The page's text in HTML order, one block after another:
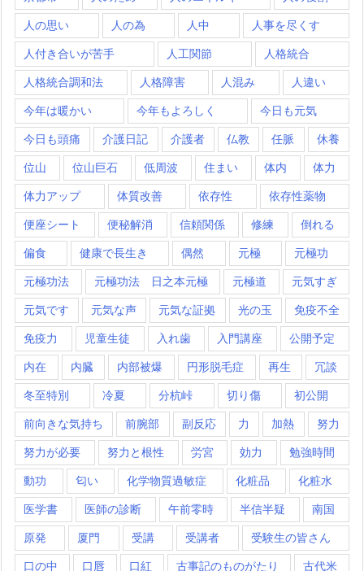
人の思い 人の為 人中 人事を尽くす
人付き合いが苦手 人工関節 人格統合
人格統合調和法 人格障害 人混み 人違い
今年は暖かい 今年もよろしく 今日も元気
今日も頭痛 介護日記 介護者 仏教 任脈 休養
位山 位山巨石 低周波 住まい 体内 体力
体力アップ 体質改善 依存性 依存性薬物
便座シート 便秘解消 信頼関係 修練 倒れる
偏食 健康で長生き 偶然 元極 元極功
元極功法 元極功法 日之本元極 元極道 元気すぎ
元気です 元気な声 元気な証拠 光の玉 免疫不全
免疫力 児童生徒 入れ歯 入門講座 公開予定
内在 内臓 内部被爆 円形脱毛症 再生 冗談
冬至特別 冷夏 分杭峠 切り傷 初公開
前向きな気持ち 前腕部 副反応 力 加熱 努力
努力が必要 努力と根性 労宮 効力 勉強時間
動功 匂い 化学物質過敏症 化粧品 化粧水
医学書 医師の診断 午前零時 半信半疑 南国
原発 厦門 受講 受講者 受験生の皆さん
口の中 口唇 口紅 古事記のものがたり 古代米